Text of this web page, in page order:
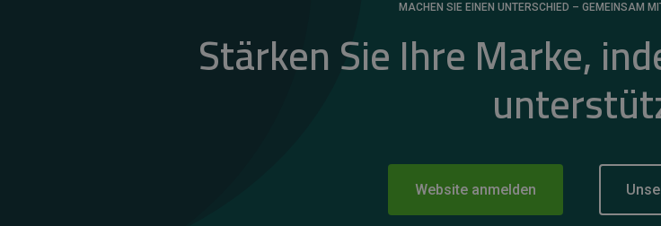
MACHEN SIE EINEN UNTERSCHIED – GEMEINSAM
Stärken Sie Ihre Marke,
Website anmelden